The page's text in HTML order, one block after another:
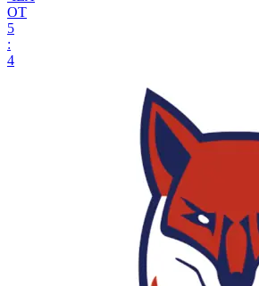
ОТ
5
:
4